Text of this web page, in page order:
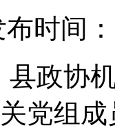
布时间
县政协
党组